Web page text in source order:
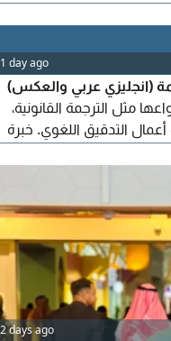
في مكة المكرمة
1 day ago
(انجليزي عربي والعكس)
مثل الترجمة القانونية،
أعمال التدقيق اللغوي. خبرة
اقليمية ودولية. يمكنه
في تدريب الموظفين خلال
2 days ago